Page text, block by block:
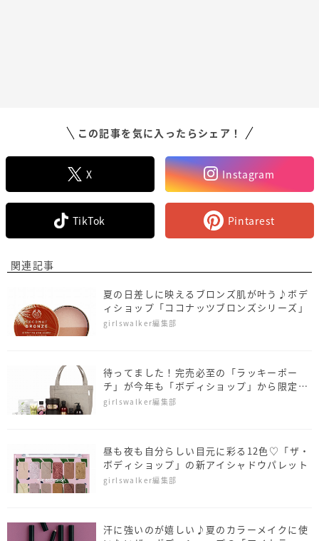
この記事を気に入ったらシェア！
X Instagram
TikTok Pintarest
関連記事
夏の日差しに映えるブロンズ肌が叶う♪ボデ
ィショップ「ココナッツブロンズシリーズ」
girlswalker編集部
待ってました！完売必至の「ラッキーポー
チ」が今年も「ボディショップ」から限定登
場！
girlswalker編集部
昼も夜も自分らしい目元に彩る12色♡「ザ・
ボディショップ」の新アイシャドウパレット
girlswalker編集部
汗に強いのが嬉しい♪夏のカラーメイクに使